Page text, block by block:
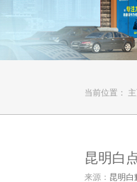
当前位置：
昆明白
来源： 昆明白